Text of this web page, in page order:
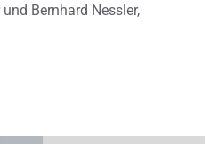
Bernhard Nessler,